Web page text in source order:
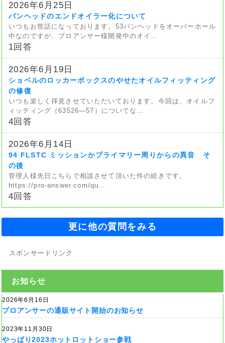
2026年6月25日
パンヘッドのエンドオイラー化について
いつもお世話になっております。53パンヘッドをオーバーホール
中なのですが、プロアンサー様開発中のオイ…
1回答
2026年6月19日
ショベルのロッカーボックスのやせたオイルフィッティング
の修復
いつも楽しく拝見させていただいております。今回は、オイルフ
ィッティング（63526—57）についてな…
4回答
2026年6月14日
94 FLSTC ミッションかプライマリー周りからの異音 そ
の後
管理人様先日こちらで相談させて頂いた件の続きです。
https://pro-answer.com/qu…
4回答
更に他の質問をみる
スポンサードリンク
お知らせ
2026年6月16日
プロアンサーの通販サイト開始のお知らせ
2023年11月30日
やっぱり2023ホットロットショー参戦